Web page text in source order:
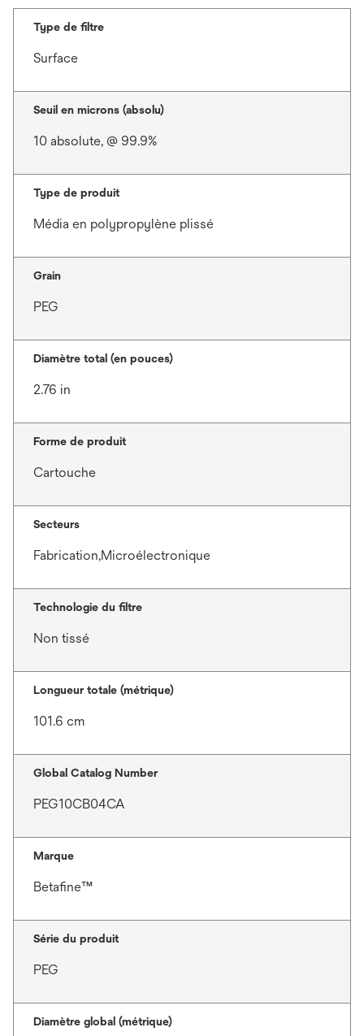
Type de filtre
Surface
Seuil en microns (absolu)
10 absolute, @ 99.9%
Type de produit
Média en polypropylène plissé
Grain
PEG
Diamètre total (en pouces)
2.76 in
Forme de produit
Cartouche
Secteurs
Fabrication,Microélectronique
Technologie du filtre
Non tissé
Longueur totale (métrique)
101.6 cm
Global Catalog Number
PEG10CB04CA
Marque
Betafine™
Série du produit
PEG
Diamètre global (métrique)